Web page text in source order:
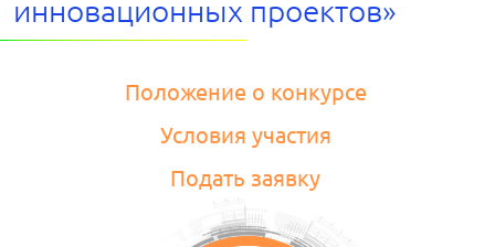
инновационных проектов»
Положение о конкурсе
Условия участия
Подать заявку